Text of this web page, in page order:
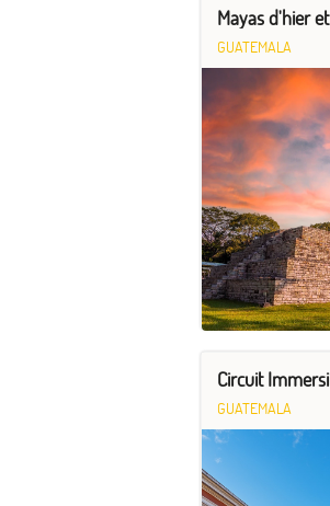
Mayas d'hier
GUATEMALA
Circuit
GUATEMALA